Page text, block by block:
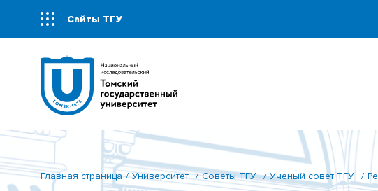
Сайты ТГУ
Главная страница Университет Советы ТГУ Ученый совет ТГУ